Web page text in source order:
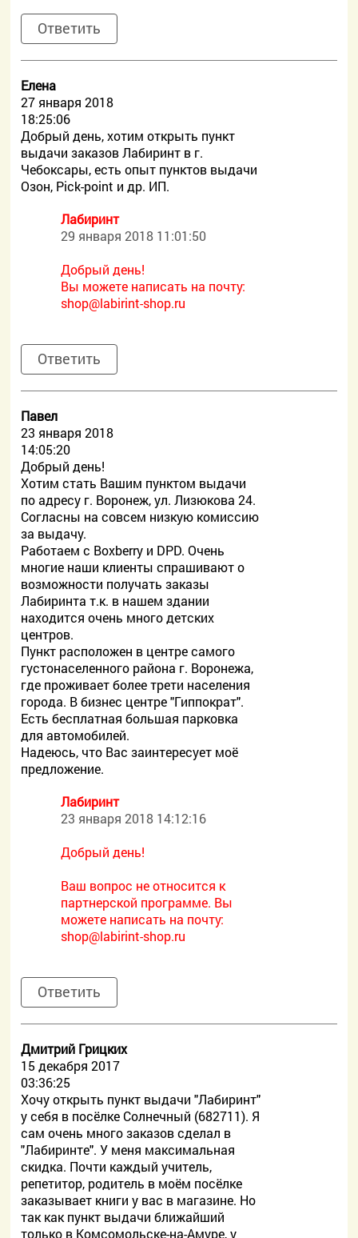
Ответить
Елена
27 января 2018
18:25:06
Добрый день, хотим открыть пункт
выдачи заказов Лабиринт в г.
Чебоксары, есть опыт пунктов выдачи
Озон, Pick-point и др. ИП.
Лабиринт
29 января 2018 11:01:50
Добрый день!
Вы можете написать на почту:
shop@labirint-shop.ru
Ответить
Павел
23 января 2018
14:05:20
Добрый день!
Хотим стать Вашим пунктом выдачи
по адресу г. Воронеж, ул. Лизюкова 24.
Согласны на совсем низкую комиссию
за выдачу.
Работаем с Boxberry и DPD. Очень
многие наши клиенты спрашивают о
возможности получать заказы
Лабиринта т.к. в нашем здании
находится очень много детских
центров.
Пункт расположен в центре самого
густонаселенного района г. Воронежа,
где проживает более трети населения
города. В бизнес центре "Гиппократ".
Есть бесплатная большая парковка
для автомобилей.
Надеюсь, что Вас заинтересует моё
предложение.
Лабиринт
23 января 2018 14:12:16
Добрый день!
Ваш вопрос не относится к
партнерской программе. Вы
можете написать на почту:
shop@labirint-shop.ru
Ответить
Дмитрий Грицких
15 декабря 2017
03:36:25
Хочу открыть пункт выдачи "Лабиринт"
у себя в посёлке Солнечный (682711). Я
сам очень много заказов сделал в
"Лабиринте". У меня максимальная
скидка. Почти каждый учитель,
репетитор, родитель в моём посёлке
заказывает книги у вас в магазине. Но
так как пункт выдачи ближайший
только в Комсомольске-на-Амуре, у